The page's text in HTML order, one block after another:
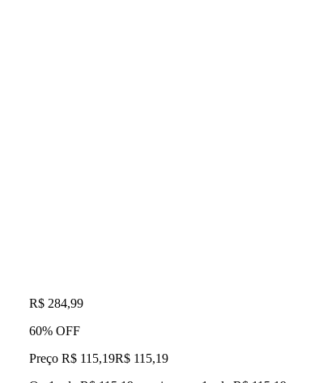
R$ 284,99
60% OFF
Preço R$ 115,19R$ 115,19